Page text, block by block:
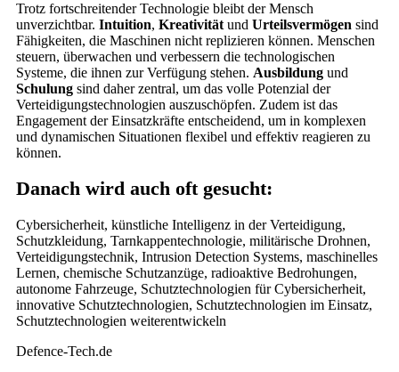
Trotz fortschreitender Technologie bleibt der Mensch
unverzichtbar. Intuition, Kreativität und Urteilsvermögen sind
Fähigkeiten, die Maschinen nicht replizieren können. Menschen
steuern, überwachen und verbessern die technologischen
Systeme, die ihnen zur Verfügung stehen. Ausbildung und
Schulung sind daher zentral, um das volle Potenzial der
Verteidigungstechnologien auszuschöpfen. Zudem ist das
Engagement der Einsatzkräfte entscheidend, um in komplexen
und dynamischen Situationen flexibel und effektiv reagieren zu
können.
Danach wird auch oft gesucht:
Cybersicherheit, künstliche Intelligenz in der Verteidigung,
Schutzkleidung, Tarnkappentechnologie, militärische Drohnen,
Verteidigungstechnik, Intrusion Detection Systems, maschinelles
Lernen, chemische Schutzanzüge, radioaktive Bedrohungen,
autonome Fahrzeuge, Schutztechnologien für Cybersicherheit,
innovative Schutztechnologien, Schutztechnologien im Einsatz,
Schutztechnologien weiterentwickeln
Defence-Tech.de